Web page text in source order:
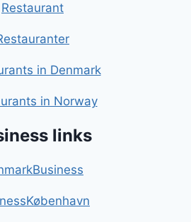
Restaurant
in Denmark
in Norway
links